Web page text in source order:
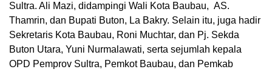
Sultra. Ali Mazi, didampingi Wali Kota Baubau, AS.
Thamrin, dan Bupati Buton, La Bakry. Selain itu, juga hadir
Sekretaris Kota Baubau, Roni Muchtar, dan Pj. Sekda
Buton Utara, Yuni Nurmalawati, serta sejumlah kepala
OPD Pemprov Sultra, Pemkot Baubau, dan Pemkab